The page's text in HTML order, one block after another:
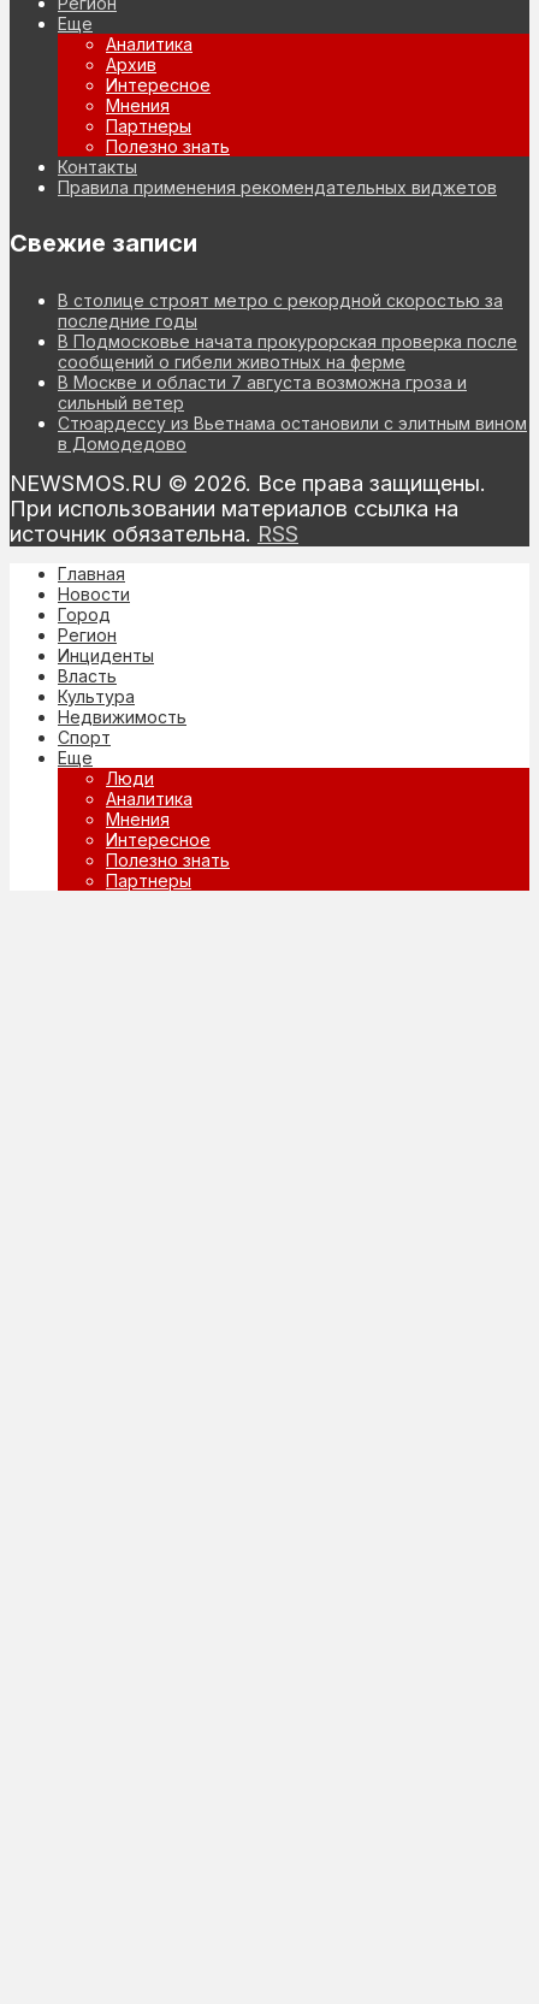
Еще
Аналитика
Архив
Интересное
Мнения
Партнеры
Полезно знать
Контакты
Правила применения рекомендательных виджетов
Свежие записи
В столице строят метро с рекордной скоростью за
последние годы
В Подмосковье начата прокурорская проверка после
сообщений о гибели животных на ферме
В Москве и области 7 августа возможна гроза и
сильный ветер
Стюардессу из Вьетнама остановили с элитным вином
в Домодедово
NEWSMOS.RU © 2026. Все права защищены.
При использовании материалов ссылка на
источник обязательна. RSS
Главная
Новости
Город
Регион
Инциденты
Власть
Культура
Недвижимость
Спорт
Еще
Люди
Аналитика
Мнения
Интересное
Полезно знать
Партнеры